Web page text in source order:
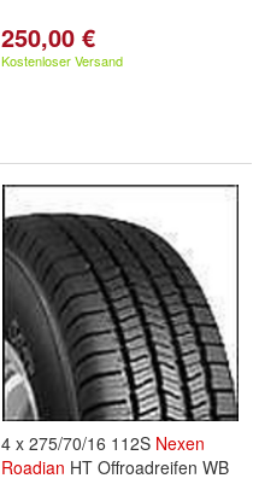
250,00 €
Kostenloser Versand
4 x 275/70/16 112S Nexen
Roadian HT Offroadreifen WB